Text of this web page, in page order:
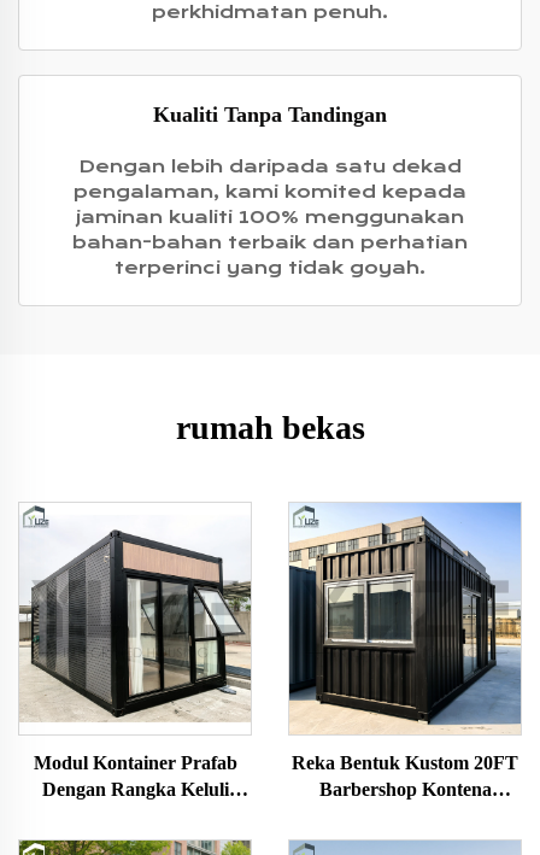
perkhidmatan penuh.
Kualiti Tanpa Tandingan
Dengan lebih daripada satu dekad
pengalaman, kami komited kepada
jaminan kualiti 100% menggunakan
bahan-bahan terbaik dan perhatian
terperinci yang tidak goyah.
rumah bekas
Modul Kontainer Prafab
Dengan Rangka Keluli
Penyelesaian Berbutir Kayu
Reka Bentuk Kustom 20FT
Barbershop Kontena